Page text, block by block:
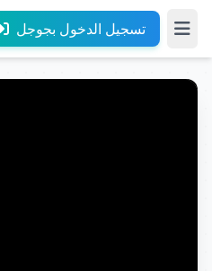
تسجيل الدخول بجوجل